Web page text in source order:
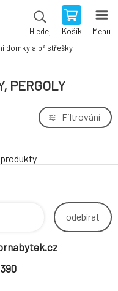
Hledej Košík Menu
domky a přístřešky
PERGOLY
Filtrování
odebírat